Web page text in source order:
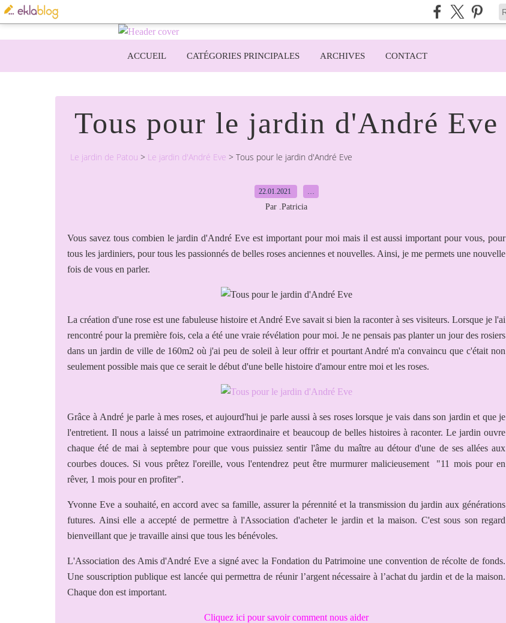
ACCUEIL CATÉGORIES PRINCIPALES ARCHIVES CONTACT
Tous pour le jardin d'André Eve
Le jardin de Patou > Le jardin d'André Eve > Tous pour le jardin d'André Eve
22.01.2021
Par .Patricia
Vous savez tous combien le jardin d'André Eve est important pour moi mais il est aussi important pour vous, pour
tous les jardiniers, pour tous les passionnés de belles roses anciennes et nouvelles. Ainsi, je me permets une nouvelle
fois de vous en parler.
La création d'une rose est une fabuleuse histoire et André Eve savait si bien la raconter à ses visiteurs. Lorsque je l'ai
rencontré pour la première fois, cela a été une vraie révélation pour moi. Je ne pensais pas planter un jour des rosiers
dans un jardin de ville de 160m2 où j'ai peu de soleil à leur offrir et pourtant André m'a convaincu que c'était non
seulement possible mais que ce serait le début d'une belle histoire d'amour entre moi et les roses.
Grâce à André je parle à mes roses, et aujourd'hui je parle aussi à ses roses lorsque je vais dans son jardin et que je
l'entretient. Il nous a laissé un patrimoine extraordinaire et beaucoup de belles histoires à raconter. Le jardin ouvre
chaque été de mai à septembre pour que vous puissiez sentir l'âme du maître au détour d'une de ses allées aux
courbes douces. Si vous prêtez l'oreille, vous l'entendrez peut être murmurer malicieusement "11 mois pour en
rêver, 1 mois pour en profiter".
Yvonne Eve a souhaité, en accord avec sa famille, assurer la pérennité et la transmission du jardin aux générations
futures. Ainsi elle a accepté de permettre à l'Association d'acheter le jardin et la maison. C'est sous son regard
bienveillant que je travaille ainsi que tous les bénévoles.
L'Association des Amis d'André Eve a signé avec la Fondation du Patrimoine une convention de récolte de fonds.
Une souscription publique est lancée qui permettra de réunir l’argent nécessaire à l’achat du jardin et de la maison.
Chaque don est important.
Cliquez ici pour savoir comment nous aider